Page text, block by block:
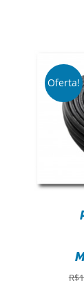
Oferta!
R$